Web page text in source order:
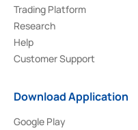
Trading Platform
Research
Help
Customer Support
Download Application
Google Play